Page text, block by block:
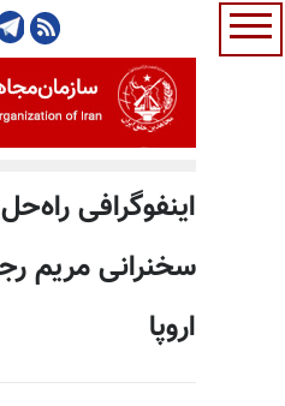
اینفوگرافی
سخنرانی مریم
اروپا